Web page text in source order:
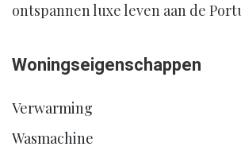
ontspannen luxe leven aan de
Woningseigenschappen
Verwarming
Wasmachine